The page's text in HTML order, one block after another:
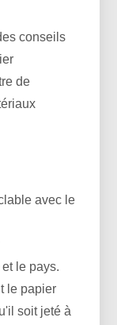
conseils
de
avec le
le pays.
le papier
soit jeté à